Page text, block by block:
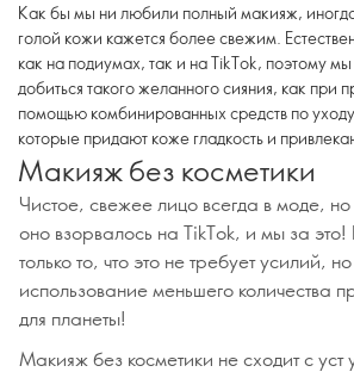
Как бы мы ни любили полный макияж,
голой кожи кажется более свежим.
как на подиумах, так и на TikTok, поэтому
добиться такого желанного сияния, как при
помощью комбинированных средств по
которые придают коже гладкость и
Макияж без косметики
Чистое, свежее лицо всегда в моде,
оно взорвалось на TikTok, и мы за
только то, что это не требует усилий,
использование меньшего количества
для планеты!
Макияж без косметики не сходит с